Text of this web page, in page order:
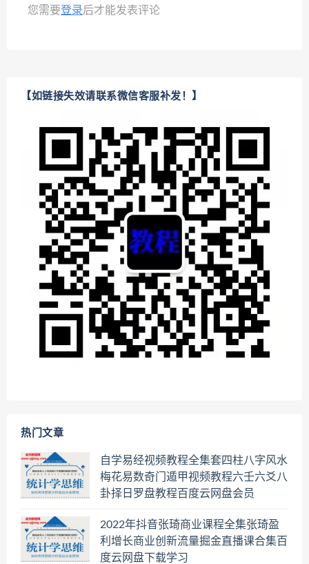
您需要登录后才能发表评论
【如链接失效请联系微信客服补发！】
热门文章
自学易经视频教程全集套四柱八字风水
梅花易数奇门遁甲视频教程六壬六爻八
卦择日罗盘教程百度云网盘会员
2022年抖音张琦商业课程全集张琦盈
利增长商业创新流量掘金直播课合集百
度云网盘下载学习